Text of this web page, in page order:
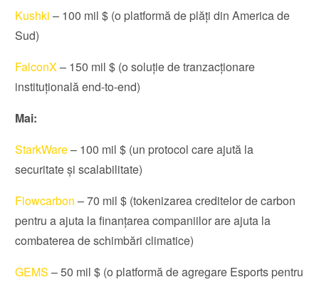
Kushki – 100 mil $ (o platformă de plăți din America de
Sud)
FalconX – 150 mil $ (o soluție de tranzacționare
instituțională end-to-end)
Mai:
StarkWare– 100 mil $ (un protocol care ajută la
securitate și scalabilitate)
Flowcarbon – 70 mil $ (tokenizarea creditelor de carbon
pentru a ajuta la finanțarea companiilor are ajuta la
combaterea de schimbări climatice)
GEMS – 50 mil $ (o platformă de agregare Esports pentru